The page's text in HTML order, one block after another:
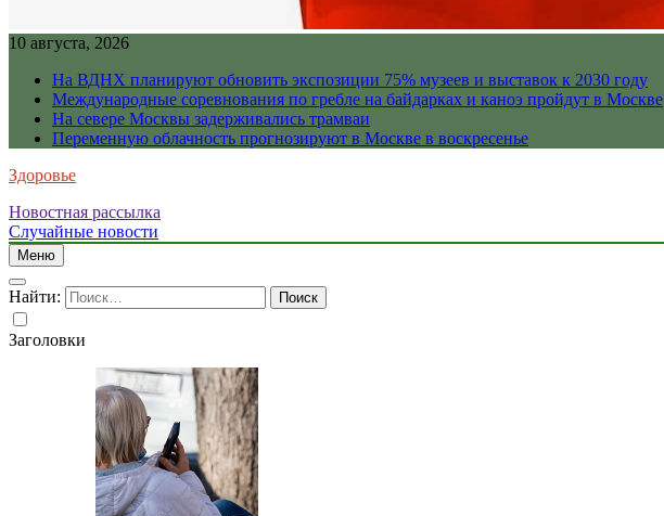
10 августа, 2026
На ВДНХ планируют обновить экспозиции 75% музеев и выставок к 2030 году
Международные соревнования по гребле на байдарках и каноэ пройдут в Москве
На севере Москвы задерживались трамваи
Переменную облачность прогнозируют в Москве в воскресенье
Здоровье
Новостная рассылка
Случайные новости
Меню
Найти:
Заголовки